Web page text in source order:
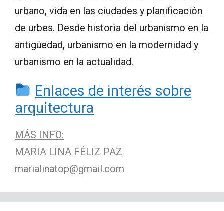
urbano, vida en las ciudades y planificación
de urbes. Desde historia del urbanismo en la
antigüedad, urbanismo en la modernidad y
urbanismo en la actualidad.
Enlaces de interés sobre
arquitectura
MÁS INFO:
MARIA LINA FÉLIZ PAZ
marialinatop@gmail.com